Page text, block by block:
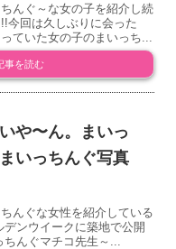
んぐ～な女の子を紹介し続
今回は久しぶりに会った
ていた女の子のまいっち...
事を読む
や〜ん。まいっ
いっちんぐ写真
んぐな女性を紹介している
デンウイークに築地で公開
んぐマチコ先生～...